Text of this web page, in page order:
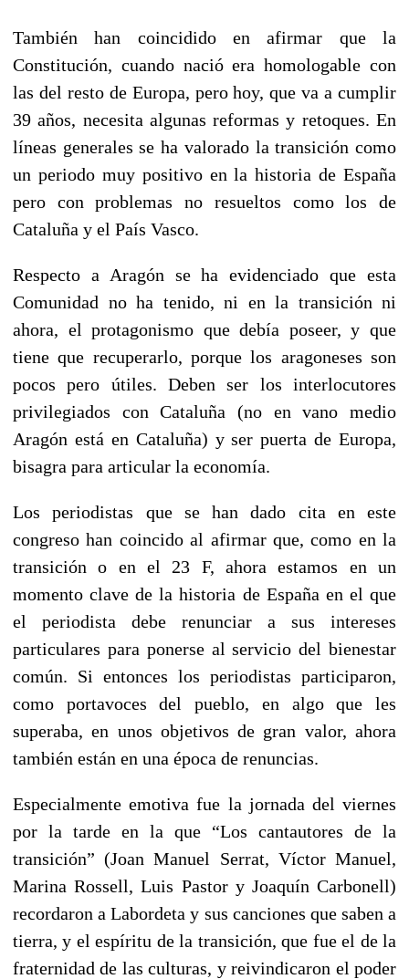
También han coincidido en afirmar que la
Constitución, cuando nació era homologable con
las del resto de Europa, pero hoy, que va a cumplir
39 años, necesita algunas reformas y retoques. En
líneas generales se ha valorado la transición como
un periodo muy positivo en la historia de España
pero con problemas no resueltos como los de
Cataluña y el País Vasco.
Respecto a Aragón se ha evidenciado que esta
Comunidad no ha tenido, ni en la transición ni
ahora, el protagonismo que debía poseer, y que
tiene que recuperarlo, porque los aragoneses son
pocos pero útiles. Deben ser los interlocutores
privilegiados con Cataluña (no en vano medio
Aragón está en Cataluña) y ser puerta de Europa,
bisagra para articular la economía.
Los periodistas que se han dado cita en este
congreso han coincido al afirmar que, como en la
transición o en el 23 F, ahora estamos en un
momento clave de la historia de España en el que
el periodista debe renunciar a sus intereses
particulares para ponerse al servicio del bienestar
común. Si entonces los periodistas participaron,
como portavoces del pueblo, en algo que les
superaba, en unos objetivos de gran valor, ahora
también están en una época de renuncias.
Especialmente emotiva fue la jornada del viernes
por la tarde en la que “Los cantautores de la
transición” (Joan Manuel Serrat, Víctor Manuel,
Marina Rossell, Luis Pastor y Joaquín Carbonell)
recordaron a Labordeta y sus canciones que saben a
tierra, y el espíritu de la transición, que fue el de la
fraternidad de las culturas, y reivindicaron el poder